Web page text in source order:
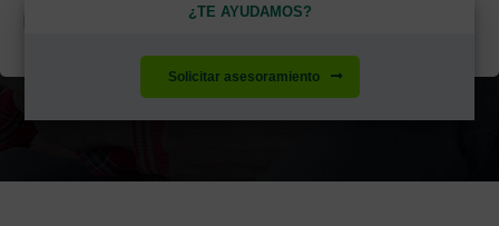
Para propietarios e inquilinos
¿TE AYUDAMOS?
Solicitar asesoramiento